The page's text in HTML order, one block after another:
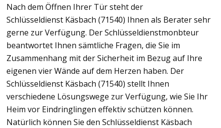
Nach dem Öffnen Ihrer Tür steht der
Schlüsseldienst Käsbach (71540) Ihnen als Berater sehr
gerne zur Verfügung. Der Schlüsseldienstmonbteur
beantwortet Ihnen sämtliche Fragen, die Sie im
Zusammenhang mit der Sicherheit im Bezug auf Ihre
eigenen vier Wände auf dem Herzen haben. Der
Schlüsseldienst Käsbach (71540) stellt Ihnen
verschiedene Lösungswege zur Verfügung, wie Sie Ihr
Heim vor Eindringlingen effektiv schützen können.
Natürlich können Sie den Schlüsseldienst Käsbach